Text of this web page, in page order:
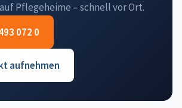
Pflegeheime – schnell vor Ort.
072 0
aufnehmen